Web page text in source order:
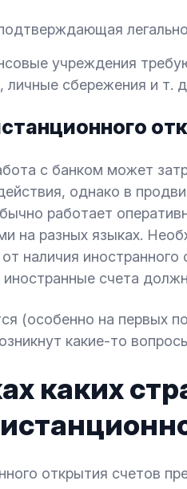
учреждения
личные сбережения и т.
с банком может
однако в
работает
на разных языках.
наличия иностранного
счета
(особенно на первых
какие-то
каких
открытия счетов